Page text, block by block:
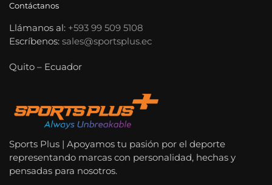
Contáctanos
Llámanos al: +593 99 509 5108
Escríbenos: sales@sportsplus.ec
Quito – Ecuador
Sports Plus | Apoyamos tu pasión por el deporte
representando marcas con personalidad, hechas y
pensadas para nosotros.